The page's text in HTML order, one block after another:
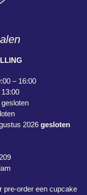
– 16:00
2026 gesloten
pre-order een cupcake